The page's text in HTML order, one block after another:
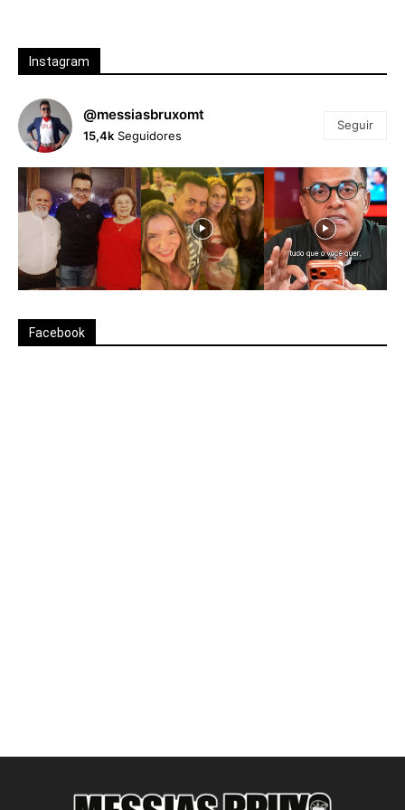
Instagram
@messiasbruxomt
15,4k Seguidores
Seguir
Facebook